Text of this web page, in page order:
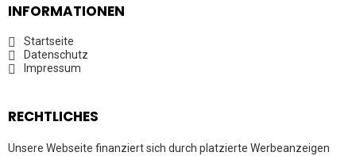
INFORMATIONEN
Startseite
Datenschutz
Impressum
RECHTLICHES
Unsere Webseite finanziert sich durch platzierte Werbeanzeigen